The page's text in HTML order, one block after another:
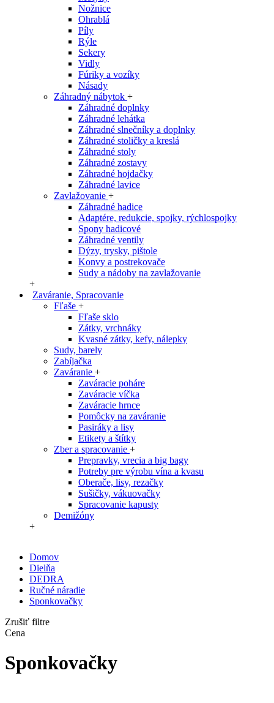
Nožnice
Ohrablá
Píly
Rýle
Sekery
Vidly
Fúriky a vozíky
Násady
Záhradný nábytok +
Záhradné doplnky
Záhradné lehátka
Záhradné slnečníky a doplnky
Záhradné stoličky a kreslá
Záhradné stoly
Záhradné zostavy
Záhradné hojdačky
Záhradné lavice
Zavlažovanie +
Záhradné hadice
Adaptére, redukcie, spojky, rýchlospojky
Spony hadicové
Záhradné ventily
Dýzy, trysky, pištole
Konvy a postrekovače
Sudy a nádoby na zavlažovanie
+
Zaváranie, Spracovanie
Fľaše +
Fľaše sklo
Zátky, vrchnáky
Kvasné zátky, kefy, nálepky
Sudy, barely
Zabíjačka
Zaváranie +
Zaváracie poháre
Zaváracie víčka
Zaváracie hrnce
Pomôcky na zaváranie
Pasiráky a lisy
Etikety a štítky
Zber a spracovanie +
Prepravky, vrecia a big bagy
Potreby pre výrobu vína a kvasu
Oberače, lisy, rezačky
Sušičky, vákuovačky
Spracovanie kapusty
Demižóny
+
Domov
Dielňa
DEDRA
Ručné náradie
Sponkovačky
Zrušiť filtre
Cena
Sponkovačky